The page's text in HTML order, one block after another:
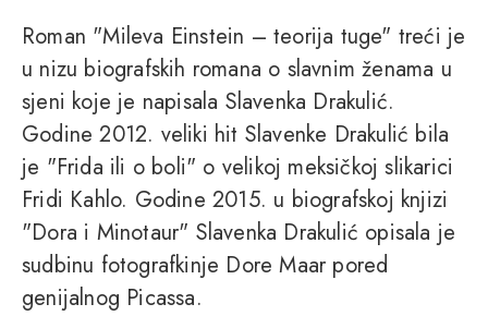
Roman "Mileva Einstein – teorija tuge" treći je
u nizu biografskih romana o slavnim ženama u
sjeni koje je napisala Slavenka Drakulić.
Godine 2012. veliki hit Slavenke Drakulić bila
je "Frida ili o boli" o velikoj meksičkoj slikarici
Fridi Kahlo. Godine 2015. u biografskoj knjizi
"Dora i Minotaur" Slavenka Drakulić opisala je
sudbinu fotografkinje Dore Maar pored
genijalnog Picassa.